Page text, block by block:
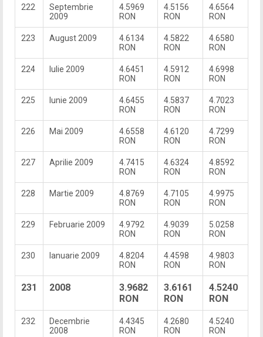
222
Septembrie
2009
4.5969
RON
4.5156
RON
4.6564
RON
223 August 2009
4.6134
RON
4.5822
RON
4.6580
RON
224 Iulie 2009
4.6451
RON
4.5912
RON
4.6998
RON
225 Iunie 2009
4.6455
RON
4.5837
RON
4.7023
RON
226 Mai 2009
4.6558
RON
4.6120
RON
4.7299
RON
227 Aprilie 2009
4.7415
RON
4.6324
RON
4.8592
RON
228 Martie 2009
4.8769
RON
4.7105
RON
4.9975
RON
229 Februarie 2009
4.9792
RON
4.9039
RON
5.0258
RON
230 Ianuarie 2009
4.8204
RON
4.4598
RON
4.9803
RON
231 2008
3.9682
RON
3.6161
RON
4.5240
RON
232
Decembrie
2008
4.4345
RON
4.2680
RON
4.5240
RON